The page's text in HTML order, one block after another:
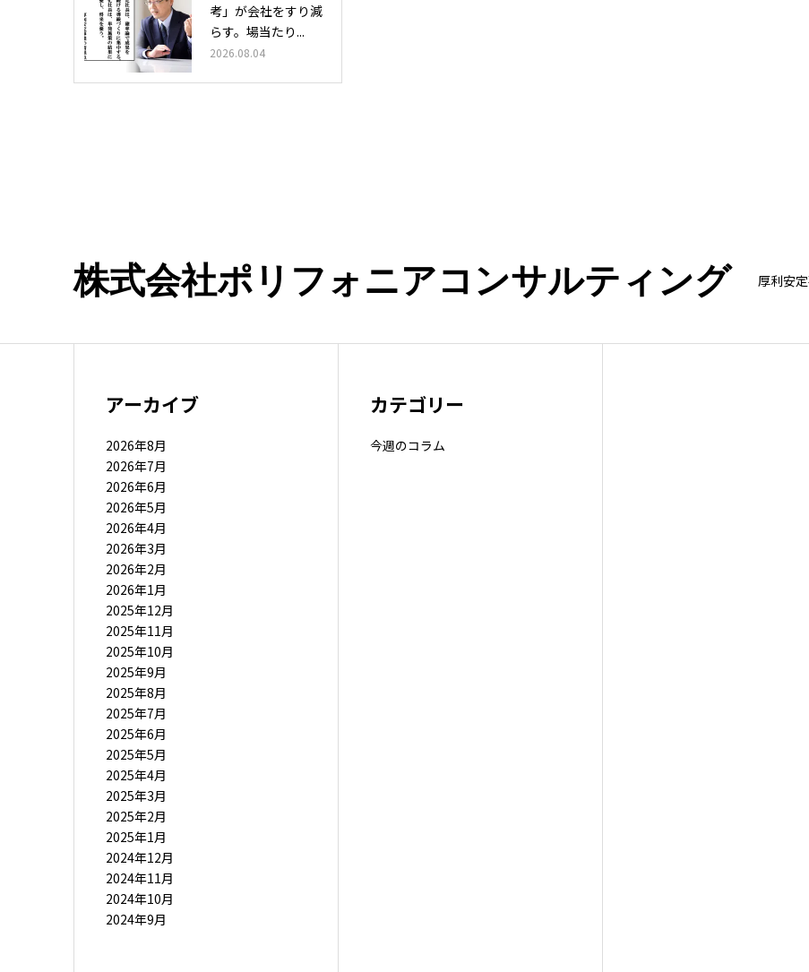
考」が会社をすり減
らす。場当たり...
2026.08.04
株式会社ポリフォニアコンサルティング 厚利安
アーカイブ
2026年8月
2026年7月
2026年6月
2026年5月
2026年4月
2026年3月
2026年2月
2026年1月
2025年12月
2025年11月
2025年10月
2025年9月
2025年8月
2025年7月
2025年6月
2025年5月
2025年4月
2025年3月
2025年2月
2025年1月
2024年12月
2024年11月
2024年10月
2024年9月
カテゴリー
今週のコラム